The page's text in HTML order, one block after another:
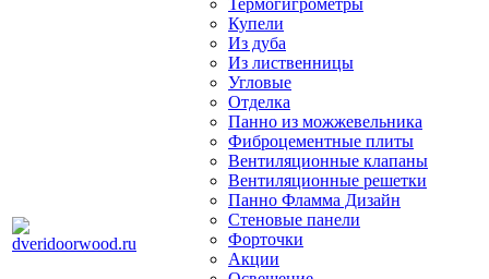
Термогигрометры
Купели
Из дуба
Из лиственницы
Угловые
Отделка
Панно из можжевельника
Фиброцементные плиты
Вентиляционные клапаны
Вентиляционные решетки
Панно Фламма Дизайн
Стеновые панели
Форточки
Акции